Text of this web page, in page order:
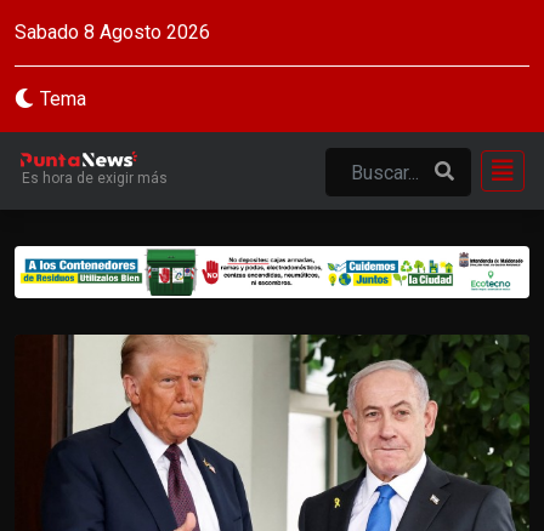
Sabado 8 Agosto 2026
Tema
Es hora de exigir más